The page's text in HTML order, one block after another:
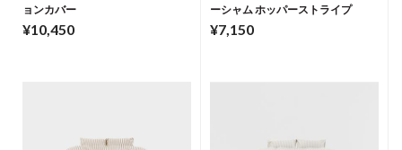
ョンカバー
¥10,450
ーシャム ホッパーストライプ
¥7,150